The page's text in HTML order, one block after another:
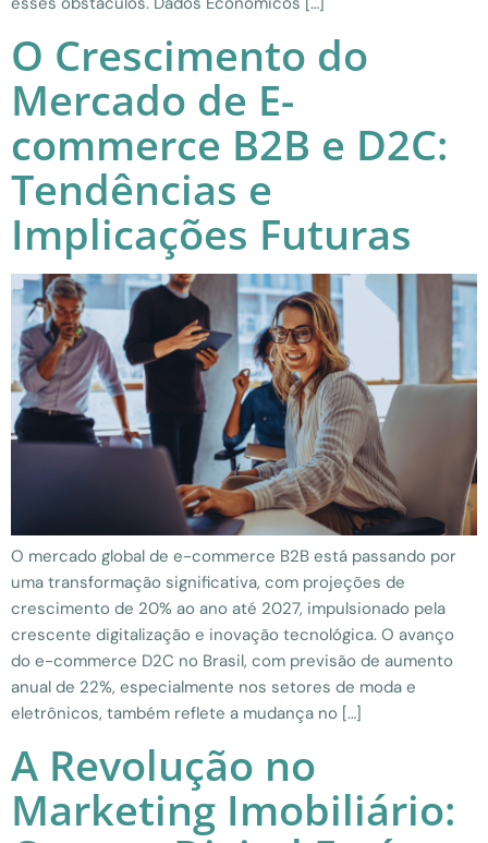
O Crescimento do
Mercado de E-
commerce B2B e D2C:
Tendências e
Implicações Futuras
O mercado global de e-commerce B2B está passando por
uma transformação significativa, com projeções de
crescimento de 20% ao ano até 2027, impulsionado pela
crescente digitalização e inovação tecnológica. O avanço
do e-commerce D2C no Brasil, com previsão de aumento
anual de 22%, especialmente nos setores de moda e
eletrônicos, também reflete a mudança no […]
A Revolução no
Marketing Imobiliário: